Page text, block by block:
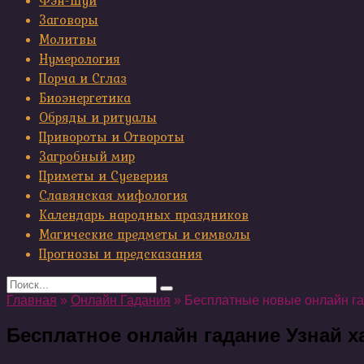
Заговоры
Молитвы
Нумерология
Порча и Сглаз
Биоэнергетика
Обряды и ритуалы
Привороты и Отвороты
Загробный мир
Приметы и Суеверия
Славянская мифология
Календарь народных праздников
Магические предметы и символы
Прогнозы и предсказания
Search
for:
Главная » Онлайн Гадания » Бесплатные новые онлайн
Бесплатное онлайн гадание Узнай